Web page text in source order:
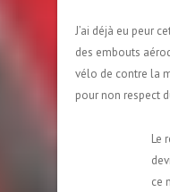
J’ai déjà eu peur
des embouts
vélo de contre la
pour non respect
Le
ce